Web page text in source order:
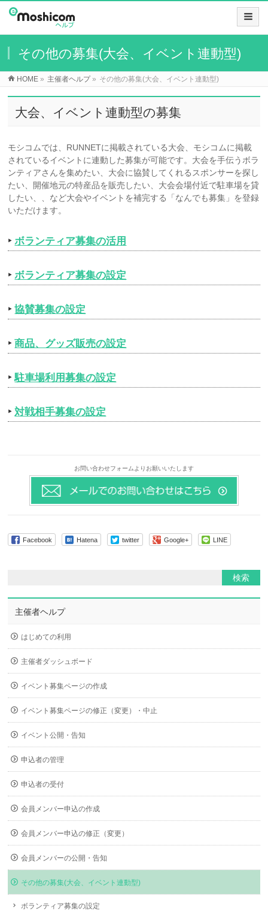
その他の募集(大会、イベント連動型)
HOME » 主催者ヘルプ» その他の募集(大会、イベント連動型)
大会、イベント連動型の募集
モシコムでは、RUNNETに掲載されている大会、モシコムに掲載
されているイベントに連動した募集が可能です。大会を手伝うボラ
ンティアさんを集めたい、大会に協賛してくれるスポンサーを探し
たい、開催地元の特産品を販売したい、大会会場付近で駐車場を貸
したい、、など大会やイベントを補完する「なんでも募集」を登録
いただけます。
‣ボランティア募集の活用
‣ボランティア募集の設定
‣協賛募集の設定
‣商品、グッズ販売の設定
‣駐車場利用募集の設定
‣対戦相手募集の設定
お問い合わせフォームよりお願いいたします
Facebook Hatena twitter Google+ LINE
主催者ヘルプ
はじめての利用
主催者ダッシュボード
イベント募集ページの作成
イベント募集ページの修正（変更）・中止
イベント公開・告知
申込者の管理
申込者の受付
会員メンバー申込の作成
会員メンバー申込の修正（変更）
会員メンバーの公開・告知
その他の募集(大会、イベント連動型)
ボランティア募集の設定